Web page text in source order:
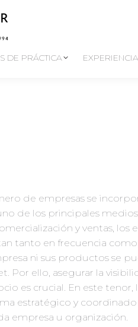
DE PRÁCTICA EXPERIENCIA
de empresas se
de los principales
y ventas,
tanto en frecuencia
ni sus productos se
Por ello, asegurar la
es crucial. En este
estratégico y
empresa u organización.